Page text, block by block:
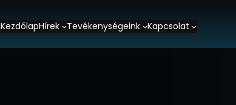
KezdőlapHírek Tevékenységeink Kapcsolat